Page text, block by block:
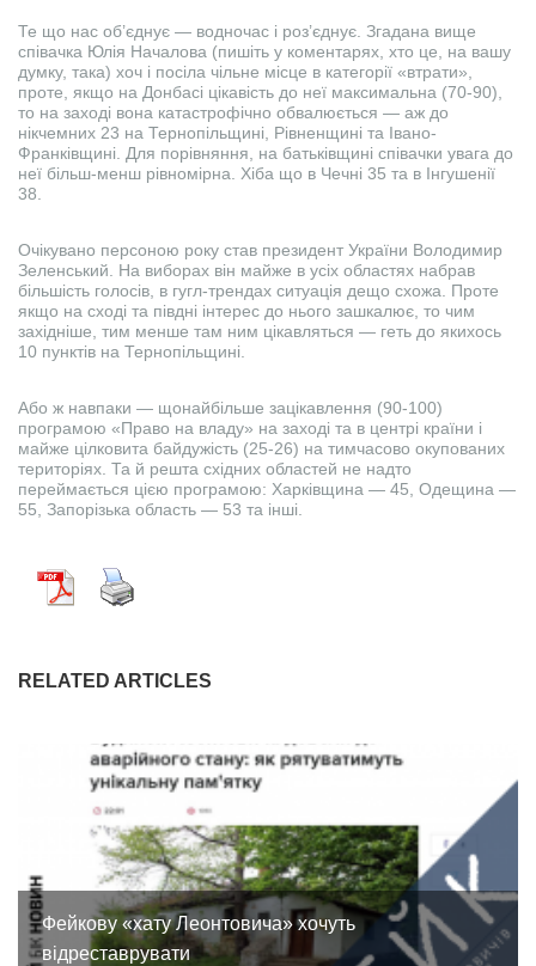
Те що нас об’єднує — водночас і роз’єднує. Згадана вище
співачка Юлія Началова (пишіть у коментарях, хто це, на вашу
думку, така) хоч і посіла чільне місце в категорії «втрати»,
проте, якщо на Донбасі цікавість до неї максимальна (70-90),
то на заході вона катастрофічно обвалюється — аж до
нікчемних 23 на Тернопільщині, Рівненщині та Івано-
Франківщині. Для порівняння, на батьківщині співачки увага до
неї більш-менш рівномірна. Хіба що в Чечні 35 та в Інгушенії
38.
Очікувано персоною року став президент України Володимир
Зеленський. На виборах він майже в усіх областях набрав
більшість голосів, в гугл-трендах ситуація дещо схожа. Проте
якщо на сході та півдні інтерес до нього зашкалює, то чим
західніше, тим менше там ним цікавляться — геть до якихось
10 пунктів на Тернопільщині.
Або ж навпаки — щонайбільше зацікавлення (90-100)
програмою «Право на владу» на заході та в центрі країни і
майже цілковита байдужість (25-26) на тимчасово окупованих
територіях. Та й решта східних областей не надто
переймається цією програмою: Харківщина — 45, Одещина —
55, Запорізька область — 53 та інші.
RELATED ARTICLES
Фейкову «хату Леонтовича» хочуть
відреставрувати